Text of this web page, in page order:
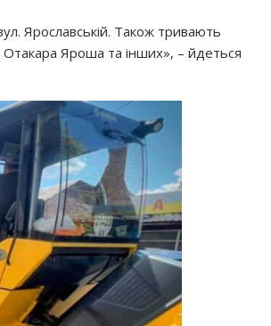
Ярославській. Також тривають
Отакара Яроша та інших», – йдеться